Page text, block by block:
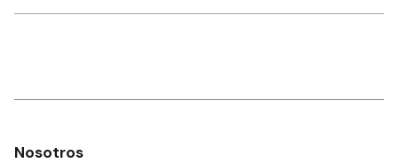
Nosotros